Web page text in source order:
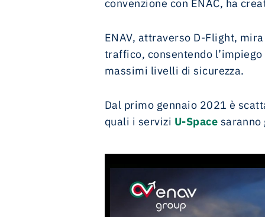
convenzione con ENAC, ha
ENAV, attraverso D-Flight,
traffico, consentendo
massimi livelli di sicurezza.
Dal primo gennaio 2021 è
quali i servizi U-Space